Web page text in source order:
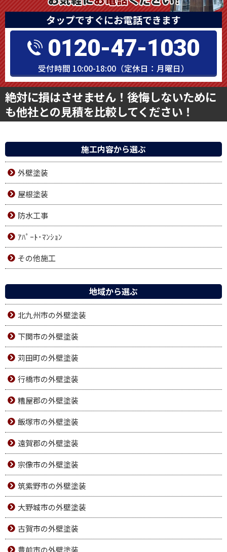
タップですぐにお電話できます
0120-47-1030
受付時間 10:00-18:00（定休日：月曜日）
も他社との見積を比較してください！
施工内容から選ぶ
外壁塗装
屋根塗装
防水工事
ｱﾊﾟｰﾄ･ﾏﾝｼｮﾝ
地域から選ぶ
北九州市の外壁塗装
下関市の外壁塗装
苅田町の外壁塗装
行橋市の外壁塗装
糟屋郡の外壁塗装
飯塚市の外壁塗装
遠賀郡の外壁塗装
宗像市の外壁塗装
筑紫野市の外壁塗装
大野城市の外壁塗装